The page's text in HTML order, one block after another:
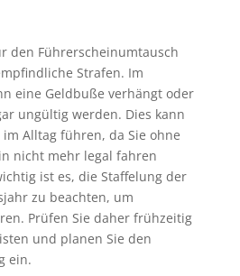
den Führerscheinumtausch
Strafen. Im
eine Geldbuße verhängt oder
ungültig werden. Dies kann
Alltag führen, da Sie ohne
nicht mehr legal fahren
ist es, die Staffelung der
zu beachten, um
Prüfen Sie daher frühzeitig
und planen Sie den
ein.